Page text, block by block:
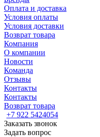
Оплата и доставка
Условия оплаты
Условия доставки
Возврат товара
Компания
О компании
Новости
Команда
Отзывы
Контакты
Контакты
Возврат товара
+7 922 5424054
Заказать звонок
Задать вопрос